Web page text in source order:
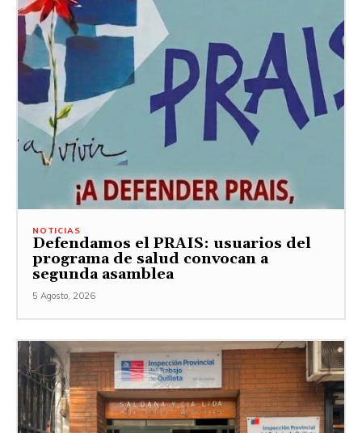
NOTICIAS
Defendamos el PRAIS: usuarios del
programa de salud convocan a
segunda asamblea
5 Agosto, 2026